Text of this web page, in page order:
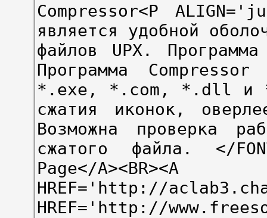
Compressor<P
является удобной
файлов UPX.
Программа
*.exe, *.com, *.dll и
сжатия иконок,
Возможна проверка
сжатого файла. </
Page</A><BR><A
HREF='http://
HREF='http://